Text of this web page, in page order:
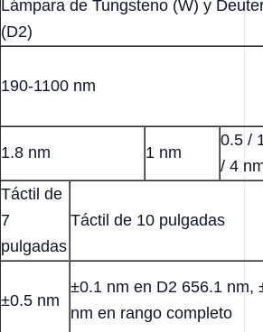
Lámpara de Tungsteno (W) y
(D2)
190-1100 nm
1.8 nm 1 nm
0.5 /
/ 4
Táctil de
7
pulgadas
Táctil de 10 pulgadas
±0.5 nm
±0.1 nm en D2 656.1 nm,
nm en rango completo